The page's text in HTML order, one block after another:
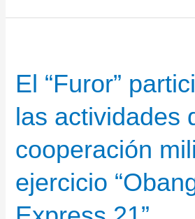
de
Escuadrilla
Escoltas
adiestran
el
Golfo
El “Furor”
las actividades
cooperación
ejercicio